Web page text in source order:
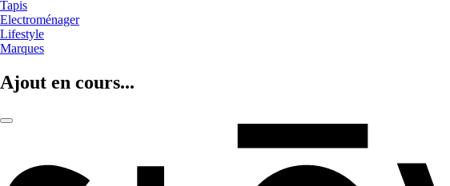
Tapis
Electroménager
Lifestyle
Marques
Ajout en cours...